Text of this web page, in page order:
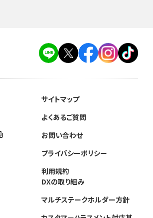
サイトマップ
よくあるご質問
お問い合わせ
プライバシーポリシー
利用規約
DXの取り組み
マルチステークホルダー方針